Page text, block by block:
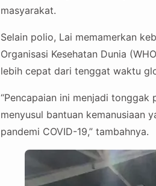
masyarakat.
Selain polio, Lai memamerkan
Organisasi Kesehatan Dunia
lebih cepat dari tenggat waktu
“Pencapaian ini menjadi
menyusul bantuan kemanusiaan
pandemi COVID-19,” tambahnya.